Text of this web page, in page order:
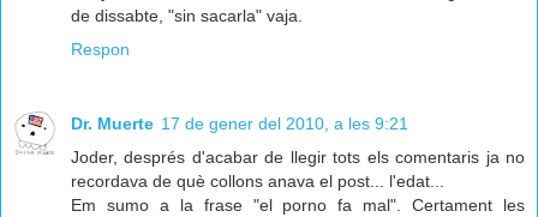
de dissabte, "sin sacarla" vaja.
Respon
Dr. Muerte 17 de gener del 2010, a les 9:21
Joder, després d'acabar de llegir tots els comentaris ja no
recordava de què collons anava el post... l'edat...
Em sumo a la frase "el porno fa mal". Certament les